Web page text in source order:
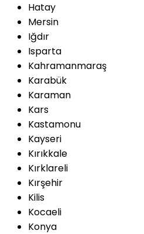
Hatay
Mersin
Iğdır
Isparta
Kahramanmaraş
Karabük
Karaman
Kars
Kastamonu
Kayseri
Kırıkkale
Kırklareli
Kırşehir
Kilis
Kocaeli
Konya